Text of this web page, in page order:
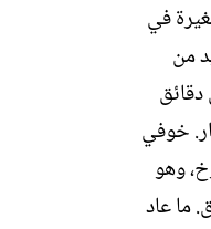
في
من
دقائق
خوفي
وهو
ما عاد